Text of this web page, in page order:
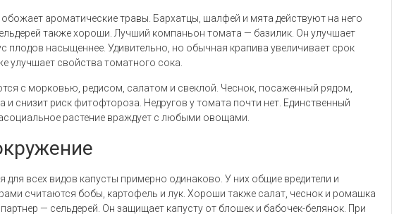
обожает ароматические травы. Бархатцы, шалфей и мята действуют на него
также хороши. Лучший компаньон томата — базилик. Он улучшает
плодов насыщеннее. Удивительно, но обычная крапива увеличивает срок
улучшает свойства томатного сока.
с морковью, редисом, салатом и свеклой. Чеснок, посаженный рядом,
и снизит риск фитофтороза. Недругов у томата почти нет. Единственный
растение враждует с любыми овощами.
для всех видов капусты примерно одинаково. У них общие вредители и
считаются бобы, картофель и лук. Хороши также салат, чеснок и ромашка
— сельдерей. Он защищает капусту от блошек и бабочек-белянок. При